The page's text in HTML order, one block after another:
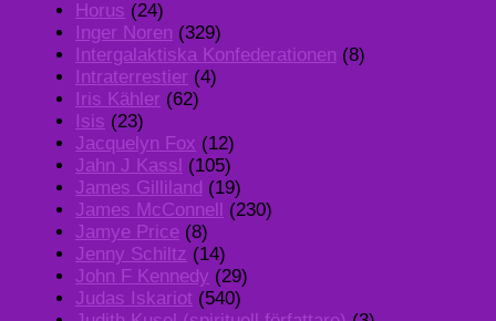
Horus (24)
Inger Noren (329)
Intergalaktiska Konfederationen (8)
Intraterrestier (4)
Iris Kähler (62)
Isis (23)
Jacquelyn Fox (12)
Jahn J Kassl (105)
James Gilliland (19)
James McConnell (230)
Jamye Price (8)
Jenny Schiltz (14)
John F Kennedy (29)
Judas Iskariot (540)